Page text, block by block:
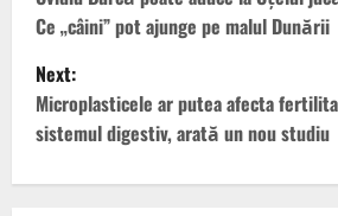
s
t
n
Ce „câini” pot ajunge pe malul Dunării
Next:
Microplasticele ar putea afecta
sistemul digestiv, arată un nou studiu